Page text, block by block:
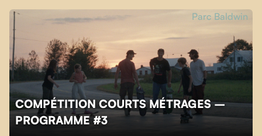
COMPÉTITION COURTS MÉTRAGES –
PROGRAMME #3
Parc Baldwin